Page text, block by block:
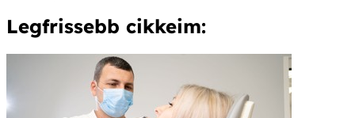
Legfrissebb cikkeim: